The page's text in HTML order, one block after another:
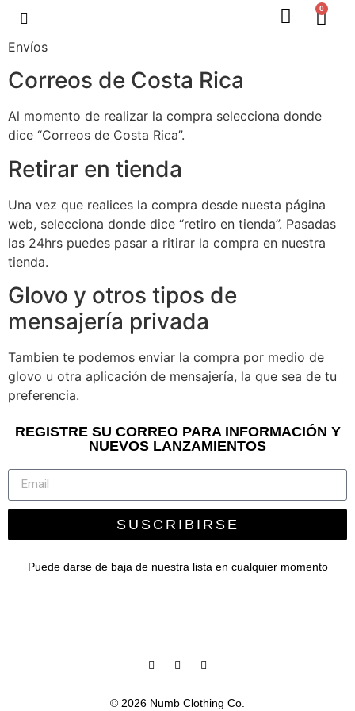
0
Envíos
Correos de Costa Rica
Al momento de realizar la compra selecciona donde
dice “Correos de Costa Rica”.
Retirar en tienda
Una vez que realices la compra desde nuesta página
web, selecciona donde dice “retiro en tienda”. Pasadas
las 24hrs puedes pasar a ritirar la compra en nuestra
tienda.
Glovo y otros tipos de
mensajería privada
Tambien te podemos enviar la compra por medio de
glovo u otra aplicación de mensajería, la que sea de tu
preferencia.
REGISTRE SU CORREO PARA INFORMACIÓN Y
NUEVOS LANZAMIENTOS
SUSCRIBIRSE
Puede darse de baja de nuestra lista en cualquier momento
© 2026 Numb Clothing Co.